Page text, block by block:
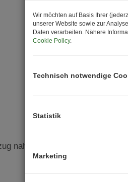
Wir möchten auf Basis Ihrer
unserer Website sowie zur
Daten verarbeiten. Nähere
Cookie Policy.
Technisch notwendige
Statistik
Marketing